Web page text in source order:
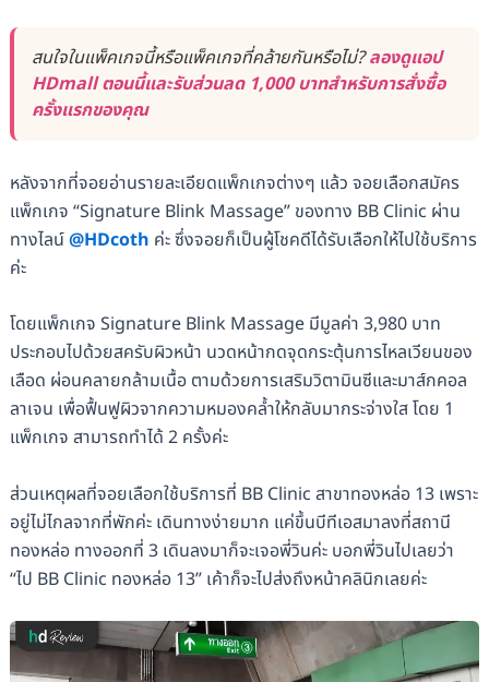
สนใจในแพ็คเกจนี้หรือแพ็คเกจที่คล้ายกันหรือไม่?ลองดูแอป
HDmall ตอนนี้และรับส่วนลด 1,000 บาทสำหรับการสั่งซื้อ
ครั้งแรกของคุณ
หลังจากที่จอยอ่านรายละเอียดแพ็กเกจต่างๆ แล้ว จอยเลือกสมัคร
แพ็กเกจ “Signature Blink Massage” ของทาง BB Clinic ผ่าน
ทางไลน์@HDcoth ค่ะ ซึ่งจอยก็เป็นผู้โชคดีได้รับเลือกให้ไปใช้บริการ
ค่ะ
โดยแพ็กเกจ Signature Blink Massage มีมูลค่า 3,980 บาท
ประกอบไปด้วยสครับผิวหน้า นวดหน้ากดจุดกระตุ้นการไหลเวียนของ
เลือด ผ่อนคลายกล้ามเนื้อ ตามด้วยการเสริมวิตามินซีและมาส์กคอล
ลาเจน เพื่อฟื้นฟูผิวจากความหมองคล้ำให้กลับมากระจ่างใส โดย 1
แพ็กเกจ สามารถทำได้ 2 ครั้งค่ะ
ส่วนเหตุผลที่จอยเลือกใช้บริการที่ BB Clinic สาขาทองหล่อ 13 เพราะ
อยู่ไม่ไกลจากที่พักค่ะ เดินทางง่ายมาก แค่ขึ้นบีทีเอสมาลงที่สถานี
ทองหล่อ ทางออกที่ 3 เดินลงมาก็จะเจอพี่วินค่ะ บอกพี่วินไปเลยว่า
“ไป BB Clinic ทองหล่อ 13” เค้าก็จะไปส่งถึงหน้าคลินิกเลยค่ะ